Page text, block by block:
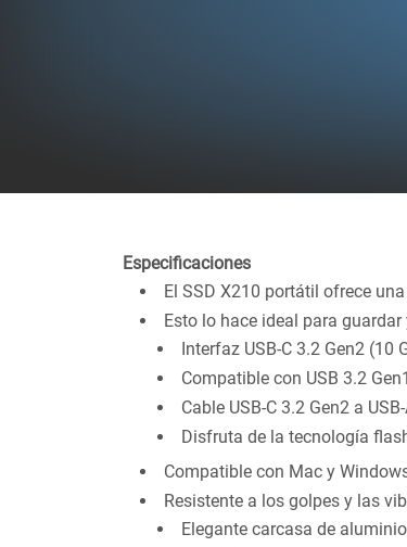
Especificaciones
El SSD X210 portátil ofrece
Esto lo hace ideal para
Interfaz USB-C 3.2 Gen2 (10
Compatible con USB 3.2
Cable USB-C 3.2 Gen2 a
Disfruta de la tecnología
Compatible con Mac y
Resistente a los golpes y las
Elegante carcasa de